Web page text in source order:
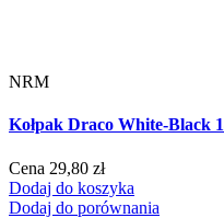
NRM
Kołpak Draco White-Black
Cena 29,80 zł
Dodaj do koszyka
Dodaj do porównania